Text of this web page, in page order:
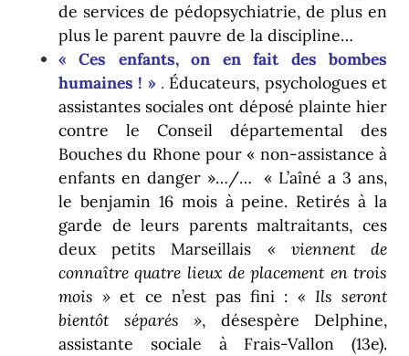
de services de pédopsychiatrie, de plus en
plus le parent pauvre de la discipline…
« Ces enfants, on en fait des bombes
humaines ! ». Éducateurs, psychologues et
assistantes sociales ont déposé plainte hier
contre le Conseil départemental des
Bouches du Rhone pour « non-assistance à
enfants en danger »…/… « L’aîné a 3 ans,
le benjamin 16 mois à peine. Retirés à la
garde de leurs parents maltraitants, ces
deux petits Marseillais « viennent de
connaître quatre lieux de placement en trois
mois » et ce n’est pas fini : « Ils seront
bientôt séparés », désespère Delphine,
assistante sociale à Frais-Vallon (13e).